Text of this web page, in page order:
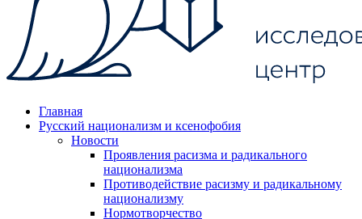
Главная
Русский национализм и ксенофобия
Новости
Проявления расизма и радикального
национализма
Противодействие расизму и радикальному
национализму
Нормотворчество